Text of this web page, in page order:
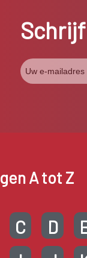
A tot Z
C D